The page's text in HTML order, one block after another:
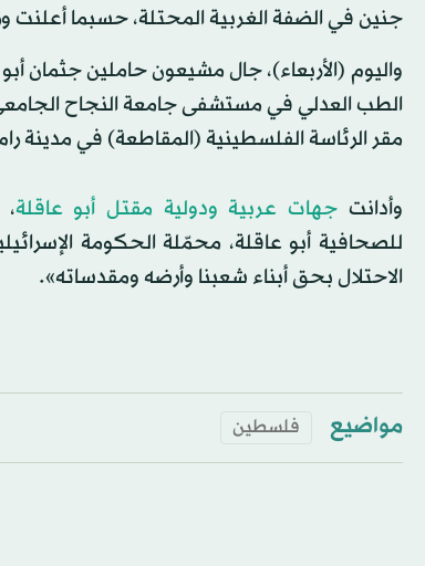
جنين في الضفة الغربية المحتلة، حسبما أعلنت
واليوم (الأربعاء)، جال مشيعون حاملين جثمان
الطب العدلي في مستشفى جامعة النجاح
مقر الرئاسة الفلسطينية (المقاطعة) في مدينة
وأدانت جهات عربية ودولية مقتل أبو عاقلة
للصحافية أبو عاقلة، محمّلة الحكومة
الاحتلال بحق أبناء شعبنا وأرضه ومقدساته».
مواضيع فلسطين